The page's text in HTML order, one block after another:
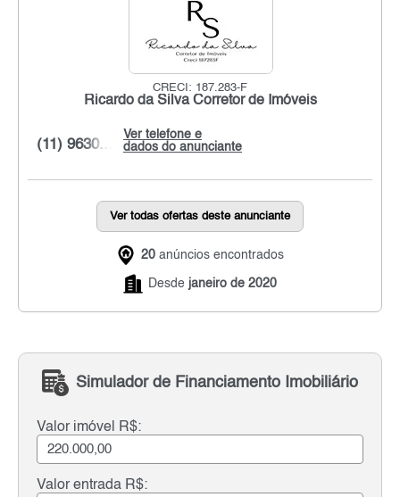
CRECI: 187.283-F
Ricardo da Silva Corretor de Imóveis
Ver telefone e
dados do anunciante
(11) 9630...
Ver todas ofertas deste anunciante
20 anúncios encontrados
Desde janeiro de 2020
Simulador de Financiamento Imobiliário
Valor imóvel R$:
Valor entrada R$: